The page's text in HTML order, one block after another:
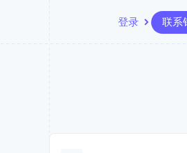
登录 联系
Radar
API 状态